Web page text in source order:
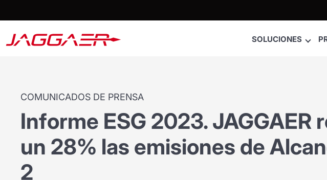
SOLUCIONES
COMUNICADOS DE PRENSA
Informe ESG 2023. JAGGAER
un 28% las emisiones de
2